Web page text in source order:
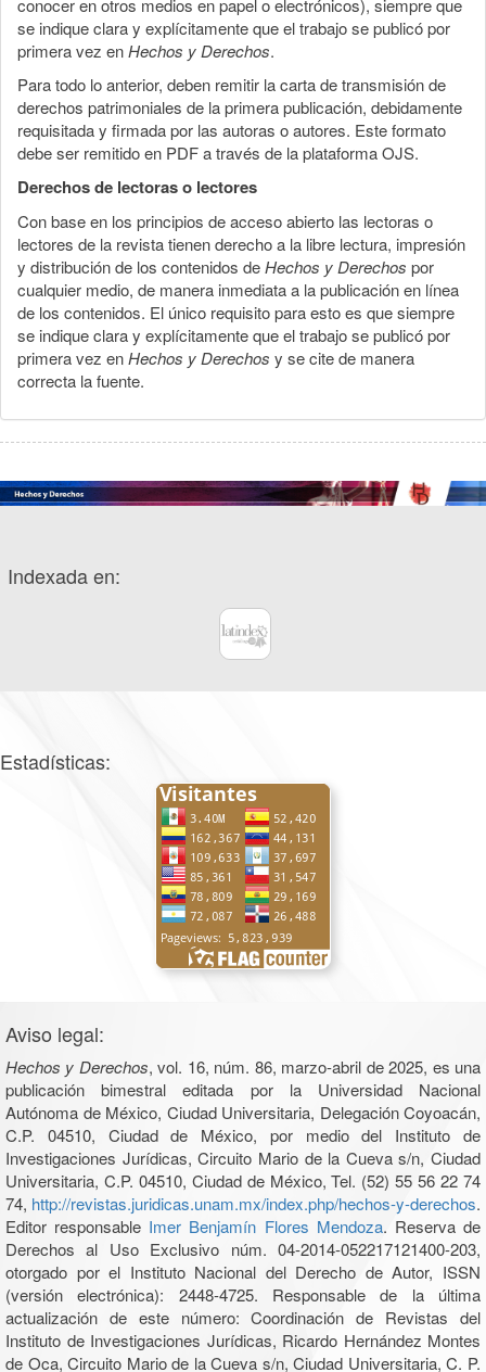
conocer en otros medios en papel o electrónicos), siempre que
se indique clara y explícitamente que el trabajo se publicó por
primera vez enHechos y Derechos.
Para todo lo anterior, deben remitir la carta de transmisión de
derechos patrimoniales de la primera publicación, debidamente
requisitada y firmada por las autoras o autores. Este formato
debe ser remitido en PDF a través de la plataforma OJS.
Derechos de lectoras o lectores
Con base en los principios de acceso abierto las lectoras o
lectores de la revista tienen derecho a la libre lectura, impresión
y distribución de los contenidos deHechos y Derechos por
cualquier medio, de manera inmediata a la publicación en línea
de los contenidos. El único requisito para esto es que siempre
se indique clara y explícitamente que el trabajo se publicó por
primera vez enHechos y Derechos y se cite de manera
correcta la fuente.
Indexada en:
Estadísticas:
Aviso legal:
Hechos y Derechos, vol. 16, núm. 86, marzo-abril de 2025, es una
publicación bimestral editada por la Universidad Nacional
Autónoma de México, Ciudad Universitaria, Delegación Coyoacán,
C.P. 04510, Ciudad de México, por medio del Instituto de
Investigaciones Jurídicas, Circuito Mario de la Cueva s/n, Ciudad
Universitaria, C.P. 04510, Ciudad de México, Tel. (52) 55 56 22 74
74, http://revistas.juridicas.unam.mx/index.php/hechos-y-derechos.
Editor responsable Imer Benjamín Flores Mendoza. Reserva de
Derechos al Uso Exclusivo núm. 04-2014-052217121400-203,
otorgado por el Instituto Nacional del Derecho de Autor, ISSN
(versión electrónica): 2448-4725. Responsable de la última
actualización de este número: Coordinación de Revistas del
Instituto de Investigaciones Jurídicas, Ricardo Hernández Montes
de Oca, Circuito Mario de la Cueva s/n, Ciudad Universitaria, C. P.